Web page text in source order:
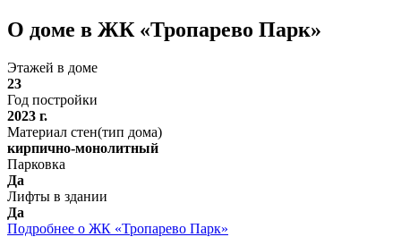
О доме в ЖК «Тропарево Парк»
Этажей в доме
23
Год постройки
2023 г.
Материал стен(тип дома)
кирпично-монолитный
Парковка
Да
Лифты в здании
Да
Подробнее о ЖК «Тропарево Парк»